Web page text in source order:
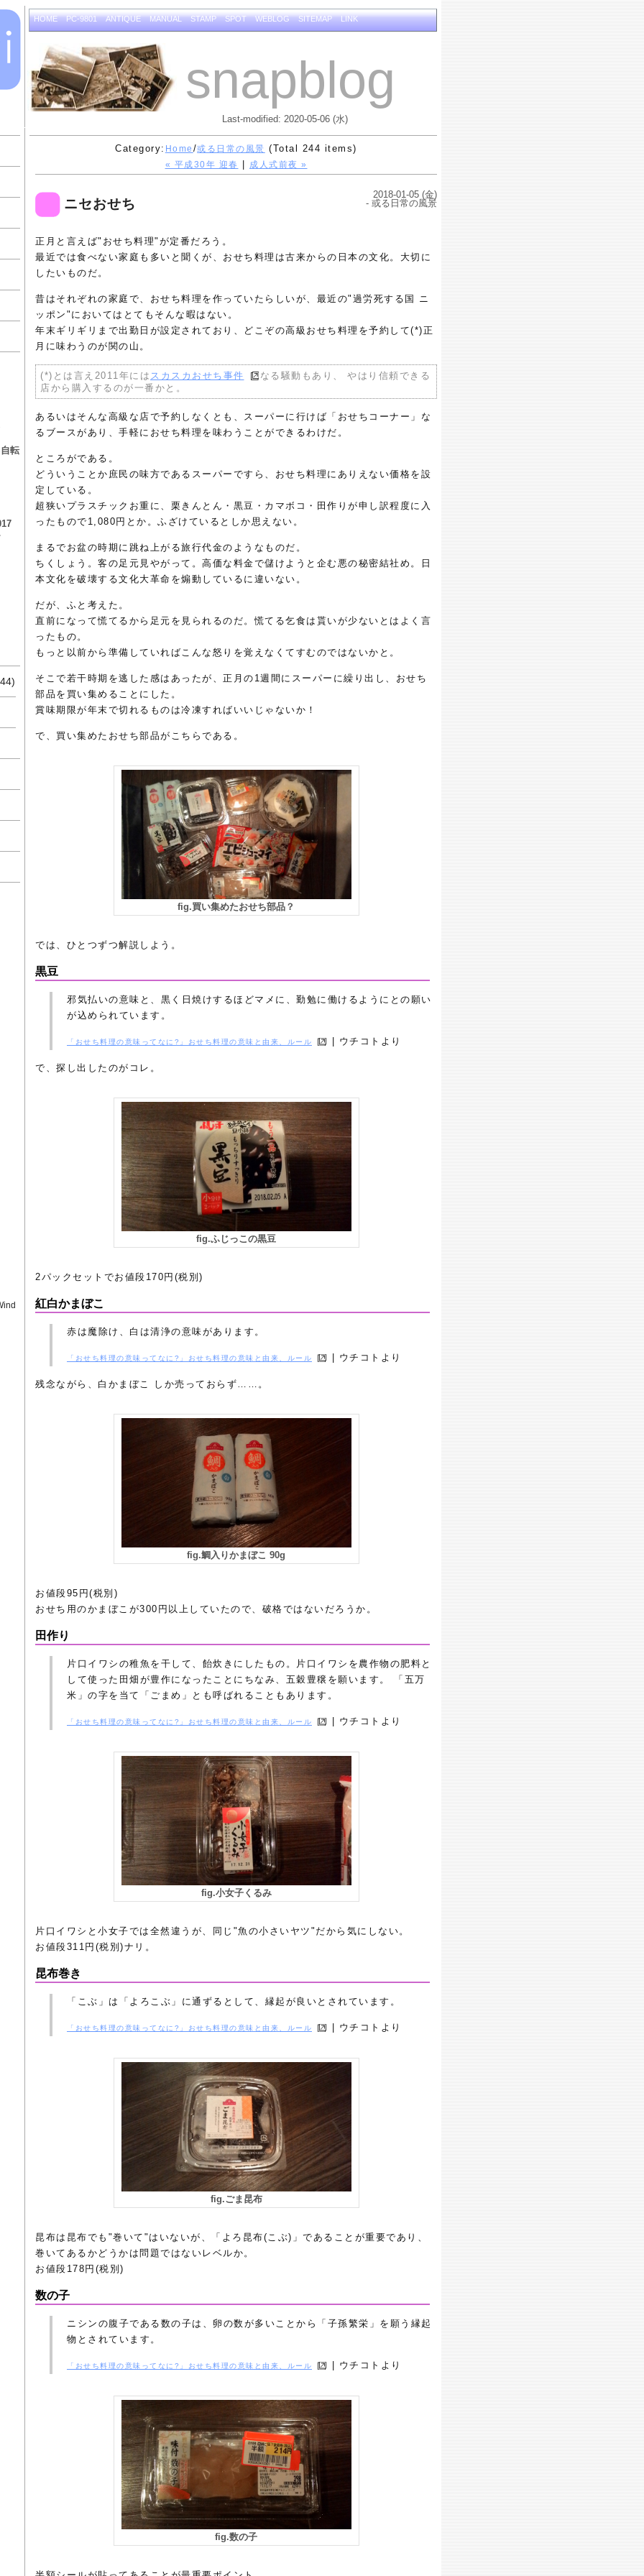
HOME PC-9801 ANTIQUE MANUAL STAMP SPOT WEBLOG SITEMAP LINK
snapblog
Last-modified: 2020-05-06 (水)
転
Category: Home /或る日常の風景 (Total 244 items)
« 平成30年 迎春 成人式前夜 »
ニセおせち
2018-01-05 (金)
- 或る日常の風景
正月と言えば"おせち料理"が定番だろう。
最近では食べない家庭も多いと聞くが、おせち料理は古来からの日本の文化。大切に
したいものだ。
昔はそれぞれの家庭で、おせち料理を作っていたらしいが、最近の"過労死する国 ニ
ッポン"においてはとてもそんな暇はない。
年末ギリギリまで出勤日が設定されており、どこぞの高級おせち料理を予約して(*)正
月に味わうのが関の山。
(*)とは言え2011年には スカスカおせち事件
なる騒動もあり、 やはり信頼できる
店から購入するのが一番かと。
あるいはそんな高級な店で予約しなくとも、スーパーに行けば「おせちコーナー」な
るブースがあり、手軽におせち料理を味わうことができるわけだ。
ところがである。
どういうことか庶民の味方であるスーパーですら、おせち料理にありえない価格を設
定している。
超狭いプラスチックお重に、栗きんとん・黒豆・カマボコ・田作りが申し訳程度に入
ったもので1,080円とか。ふざけているとしか思えない。
まるでお盆の時期に跳ね上がる旅行代金のようなものだ。
ちくしょう。客の足元見やがって。高価な料金で儲けようと企む悪の秘密結社め。日
本文化を破壊する文化大革命を煽動しているに違いない。
だが、ふと考えた。
直前になって慌てるから足元を見られるのだ。慌てる乞食は貰いが少ないとはよく言
ったもの。
もっと以前から準備していればこんな怒りを覚えなくてすむのではないかと。
そこで若干時期を逃した感はあったが、正月の1週間にスーパーに繰り出し、おせち
部品を買い集めることにした。
賞味期限が年末で切れるものは冷凍すればいいじゃないか！
で、買い集めたおせち部品がこちらである。
fig.買い集めたおせち部品？
では、ひとつずつ解説しよう。
黒豆
邪気払いの意味と、黒く日焼けするほどマメに、勤勉に働けるようにとの願い
が込められています。
「おせち料理の意味ってなに?」おせち料理の意味と由来、ルール | ウチコトより
で、探し出したのがコレ。
fig.ふじっこの黒豆
2パックセットでお値段170円(税別)
紅白かまぼこ
赤は魔除け、白は清浄の意味があります。
「おせち料理の意味ってなに?」おせち料理の意味と由来、ルール | ウチコトより
残念ながら、白かまぼこ しか売っておらず……。
fig.鯛入りかまぼこ 90g
お値段95円(税別)
おせち用のかまぼこが300円以上していたので、破格ではないだろうか。
田作り
片口イワシの稚魚を干して、飴炊きにしたもの。片口イワシを農作物の肥料と
して使った田畑が豊作になったことにちなみ、五穀豊穣を願います。 「五万
米」の字を当て「ごまめ」とも呼ばれることもあります。
「おせち料理の意味ってなに?」おせち料理の意味と由来、ルール | ウチコトより
fig.小女子くるみ
片口イワシと小女子では全然違うが、同じ"魚の小さいヤツ"だから気にしない。
お値段311円(税別)ナリ。
昆布巻き
「こぶ」は「よろこぶ」に通ずるとして、縁起が良いとされています。
「おせち料理の意味ってなに?」おせち料理の意味と由来、ルール | ウチコトより
fig.ごま昆布
昆布は昆布でも"巻いて"はいないが、「よろ昆布(こぶ)」であることが重要であり、
巻いてあるかどうかは問題ではないレベルか。
お値段178円(税別)
数の子
ニシンの腹子である数の子は、卵の数が多いことから「子孫繁栄」を願う縁起
物とされています。
「おせち料理の意味ってなに?」おせち料理の意味と由来、ルール | ウチコトより
fig.数の子